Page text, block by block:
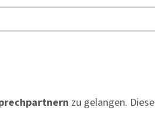
zu gelangen. Diese